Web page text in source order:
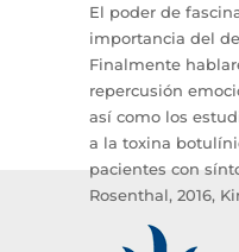
El poder de
importancia del
Finalmente
repercusión
así como los
a la toxina
pacientes con
Rosenthal, 2016,